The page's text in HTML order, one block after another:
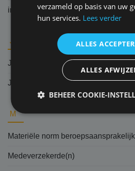
informatieplicht verzekeringnemer
J
Jurisprudentie
Jurisdictie
M
Materiële norm
Medeverzekerde(n)
verzameld op basis van uw
hun services. Lees verder
ALLES
ALLES
BEHEER COOKIE-